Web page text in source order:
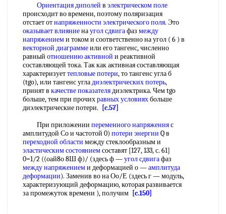
Ориентация диполей в электрическом поле
происходит во времени, поэтому поляризация
отстает отнапряженности электрического поля. Это
оказывает влияниенаугол сдвигафаз между
напряжениеми током и соответственно на угол ( 6 ) в
векторной диаграммеили его тангенс, численно
равный отношению активной и реактивной
составляющей тока. Так как активная составляющая
характеризуеттепловые потери, то тангенс угла б
(tgo), или тангенс угладиэлектрических потерь,
принят в качестве показателядиэлектрика. Чем tgo
больше, тем при прочихравных условияхбольше
диэлектрические потери.
[c.57]
При приложении переменного напряженияс
амплитудой Со и частотой 0) потери энергии Q в
переходной области между стеклообразным и
эластическим состояниемсоставят [127, 133, с. 61]
0=1/2 ((оай8о 8Ш ф)/ (здесь ф —угол сдвигафаз
между напряжениеми деформацией о —амплитуда
деформации). Заменив во на Оо/Е (здесь г — модуль,
характеризующий деформацию, которая развивается
за промежуток времени ), получим [c.150]